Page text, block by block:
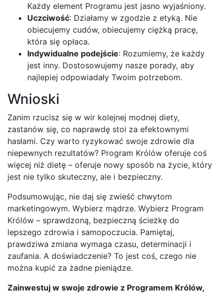
Każdy element Programu jest jasno wyjaśniony.
Uczciwość: Działamy w zgodzie z etyką. Nie
obiecujemy cudów, obiecujemy ciężką pracę,
która się opłaca.
Indywidualne podejście: Rozumiemy, że każdy
jest inny. Dostosowujemy nasze porady, aby
najlepiej odpowiadały Twoim potrzebom.
Wnioski
Zanim rzucisz się w wir kolejnej modnej diety,
zastanów się, co naprawdę stoi za efektownymi
hasłami. Czy warto ryzykować swoje zdrowie dla
niepewnych rezultatów? Program Królów oferuje coś
więcej niż dietę – oferuje nowy sposób na życie, który
jest nie tylko skuteczny, ale i bezpieczny.
Podsumowując, nie daj się zwieść chwytom
marketingowym. Wybierz mądrze. Wybierz Program
Królów – sprawdzoną, bezpieczną ścieżkę do
lepszego zdrowia i samopoczucia. Pamiętaj,
prawdziwa zmiana wymaga czasu, determinacji i
zaufania. A doświadczenie? To jest coś, czego nie
można kupić za żadne pieniądze.
Zainwestuj w swoje zdrowie z Programem Królów,